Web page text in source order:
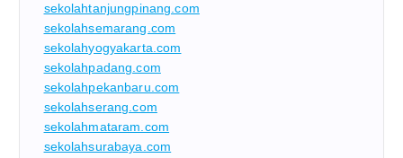
sekolahtanjungpinang.com
sekolahsemarang.com
sekolahyogyakarta.com
sekolahpadang.com
sekolahpekanbaru.com
sekolahserang.com
sekolahmataram.com
sekolahsurabaya.com